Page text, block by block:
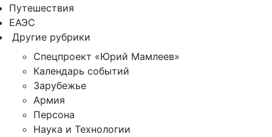
Путешествия
ЕАЭС
Другие рубрики
Спецпроект «Юрий Мамлеев»
Календарь событий
Зарубежье
Армия
Персона
Наука и Технологии